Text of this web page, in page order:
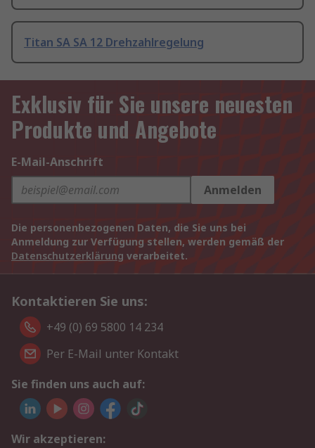
Titan SA SA 12 Drehzahlregelung
Exklusiv für Sie unsere neuesten
Produkte und Angebote
E-Mail-Anschrift
Anmelden
Die personenbezogenen Daten, die Sie uns bei
Anmeldung zur Verfügung stellen, werden gemäß der
Datenschutzerklärung verarbeitet.
Kontaktieren Sie uns:
+49 (0) 69 5800 14 234
Per E-Mail unter Kontakt
Sie finden uns auch auf:
Wir akzeptieren: